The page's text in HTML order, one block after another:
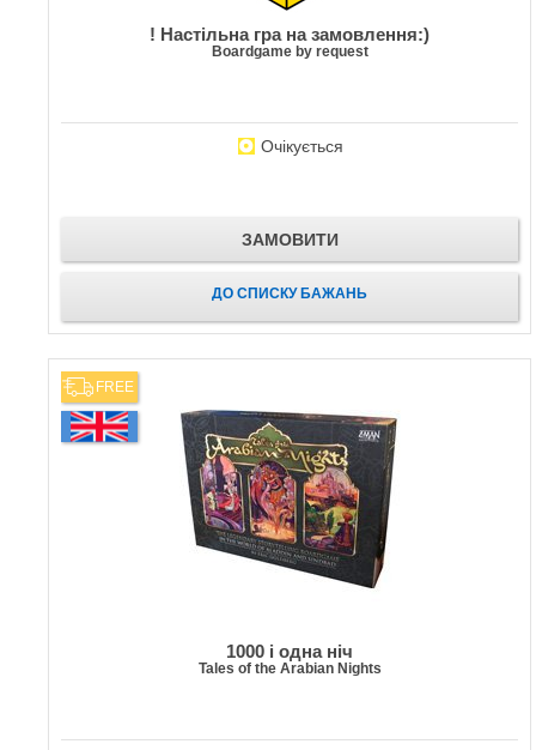
! Настільна гра на замовлення:)
Boardgame by request
Очікується
ЗАМОВИТИ
ДО СПИСКУ БАЖАНЬ
FREE
1000 і одна ніч
Tales of the Arabian Nights